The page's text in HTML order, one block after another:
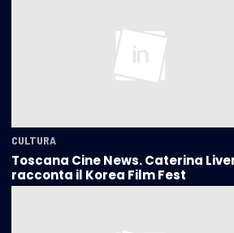
CULTURA
Toscana Cine News. Caterina
racconta il Korea Film Fest